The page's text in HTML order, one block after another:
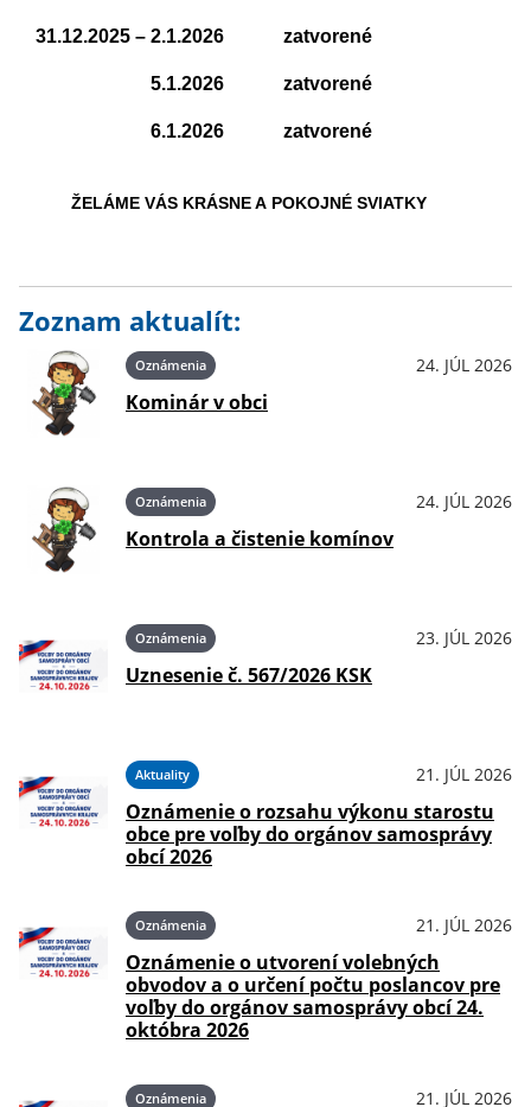
31.12.2025 – 2.1.2026 zatvorené
5.1.2026 zatvorené
6.1.2026 zatvorené
ŽELÁME VÁS KRÁSNE A POKOJNÉ SVIATKY
Zoznam aktualít:
Oznámenia 24. JÚL 2026
Kominár v obci
Oznámenia 24. JÚL 2026
Kontrola a čistenie komínov
Oznámenia 23. JÚL 2026
Uznesenie č. 567/2026 KSK
Aktuality 21. JÚL 2026
Oznámenie o rozsahu výkonu starostu
obce pre voľby do orgánov samosprávy
obcí 2026
Oznámenia 21. JÚL 2026
Oznámenie o utvorení volebných
obvodov a o určení počtu poslancov pre
voľby do orgánov samosprávy obcí 24.
októbra 2026
Oznámenia 21. JÚL 2026